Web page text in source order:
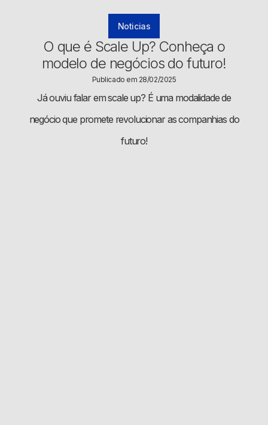
Noticias
O que é Scale Up? Conheça o
modelo de negócios do futuro!
Publicado em 28/02/2025
Já ouviu falar em scale up? É uma modalidade de
negócio que promete revolucionar as companhias do
futuro!